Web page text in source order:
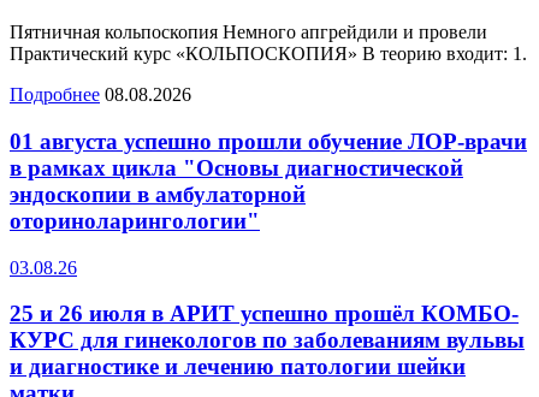
Пятничная кольпоскопия Немного апгрейдили и провели
Практический курс «КОЛЬПОСКОПИЯ» В теорию входит: 1.
Подробнее 08.08.2026
01 августа успешно прошли обучение ЛОР-врачи
в рамках цикла "Основы диагностической
эндоскопии в амбулаторной
оториноларингологии"
03.08.26
25 и 26 июля в АРИТ успешно прошёл КОМБО-
КУРС для гинекологов по заболеваниям вульвы
и диагностике и лечению патологии шейки